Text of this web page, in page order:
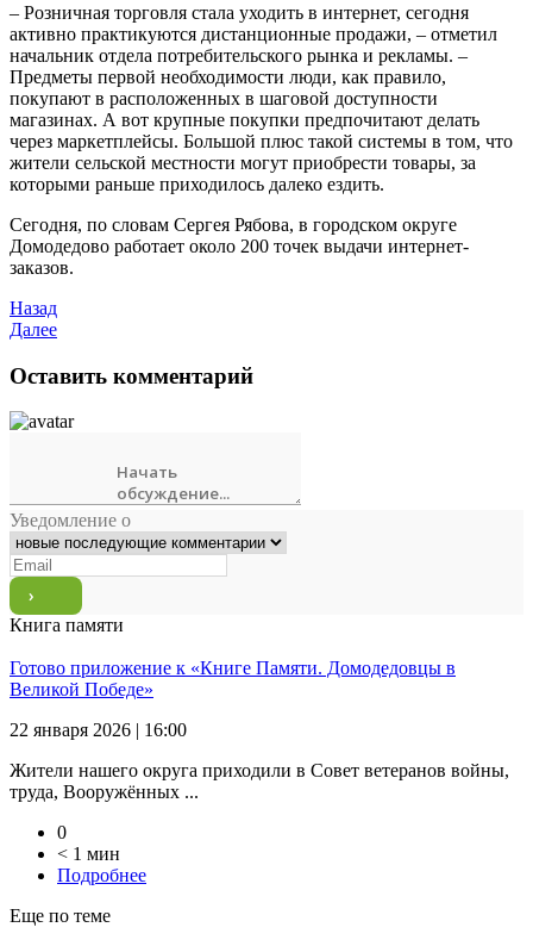
– Розничная торговля стала уходить в интернет, сегодня
активно практикуются дистанционные продажи, – отметил
начальник отдела потребительского рынка и рекламы. –
Предметы первой необходимости люди, как правило,
покупают в расположенных в шаговой доступности
магазинах. А вот крупные покупки предпочитают делать
через маркетплейсы. Большой плюс такой системы в том, что
жители сельской местности могут приобрести товары, за
которыми раньше приходилось далеко ездить.
Сегодня, по словам Сергея Рябова, в городском округе
Домодедово работает около 200 точек выдачи интернет-
заказов.
Назад
Далее
Оставить комментарий
Уведомление о
Книга памяти
Готово приложение к «Книге Памяти. Домодедовцы в
Великой Победе»
22 января 2026 | 16:00
Жители нашего округа приходили в Совет ветеранов войны,
труда, Вооружённых ...
0
< 1 мин
Подробнее
Еще по теме